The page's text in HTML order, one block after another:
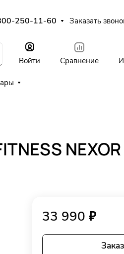
250-11-60 Заказать
Войти Сравнение
NEXOR
33 990 ₽